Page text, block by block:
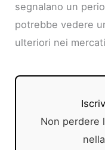
segnalano un
potrebbe vedere
ulteriori nei
Non perdere